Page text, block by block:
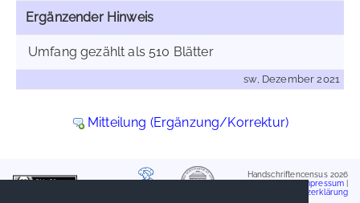
Ergänzender Hinweis
Umfang gezählt als 510 Blätter
sw, Dezember 2021
Mitteilung (Ergänzung/Korrektur)
Handschriftencensus 2026
Impressum
Datenschutzerklärung